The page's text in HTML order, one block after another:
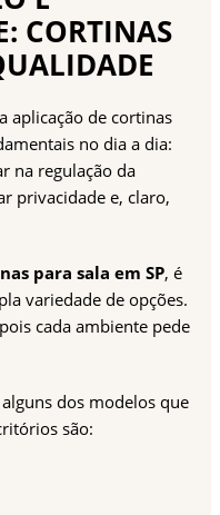
CORTINAS
aplicação de cortinas
no dia a dia:
na regulação da
privacidade e, claro,
para sala em SP, é
variedade de opções.
cada ambiente pede
dos modelos que
são: